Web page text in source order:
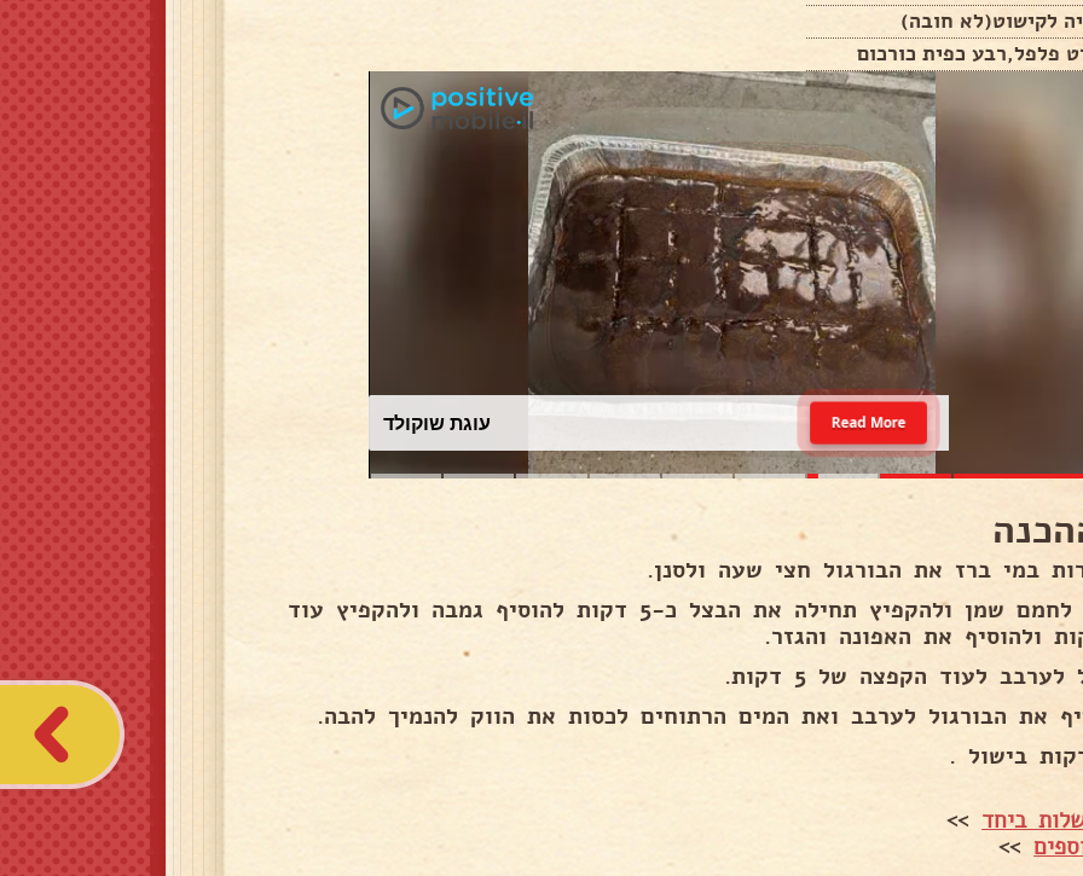
לקישוט(לא חובה)
פלפל,רבע כפית כורכום
עוגת שוקולד Read More
במי ברז את הבורגול חצי שעה ולסנן.
בווק לחמם שמן ולהקפיץ תחילה את הבצל כ-5 דקות להוסיף גמבה ולהקפיץ עוד
לעוד הקפצה של 5 דקות.
את הבורגול לערבב ואת המים הרתוחים לכסות את הווק להנמיך להבה.
ביחד >>
>>